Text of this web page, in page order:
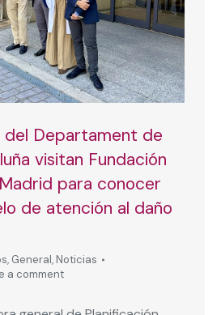
del Departament de
visitan Fundación
para conocer
de atención al daño
, General, Noticias
a comment